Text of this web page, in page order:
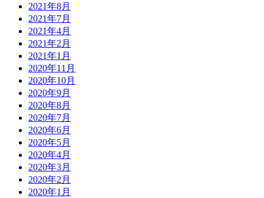
2021年8月
2021年7月
2021年4月
2021年2月
2021年1月
2020年11月
2020年10月
2020年9月
2020年8月
2020年7月
2020年6月
2020年5月
2020年4月
2020年3月
2020年2月
2020年1月